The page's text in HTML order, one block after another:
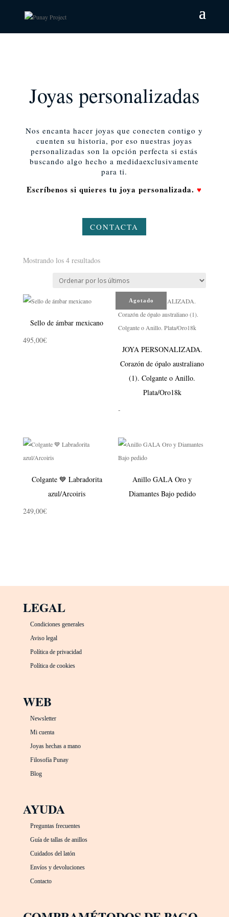
Joyas personalizadas
Nos encanta hacer joyas que conecten contigo y
cuenten su historia, por eso nuestras joyas
personalizadas son la opción perfecta si estás
buscando algo hecho a medidaexclusivamente
para ti.
Escríbenos si quieres tu joya personalizada. ♥
CONTACTA
Mostrando los 4 resultadosOrdenado
los
últimos
Sello de ámbar mexicano
495,00€
Agotado
JOYA PERSONALIZADA.
Corazón de ópalo australiano
(1). Colgante o Anillo.
Plata/Oro18k
-
precios:
desde
225,00€
hasta
499,00€
Colgante 💙 Labradorita
azul/Arcoiris
249,00€
Anillo GALA Oro y
Diamantes Bajo pedido
LEGAL
Condiciones generales
Aviso legal
Política de privacidad
Política de cookies
WEB
Newsletter
Mi cuenta
Joyas hechas a mano
Filosofía Punay
Blog
AYUDA
Preguntas frecuentes
Guía de tallas de anillos
Cuidados del latón
Envíos y devoluciones
Contacto